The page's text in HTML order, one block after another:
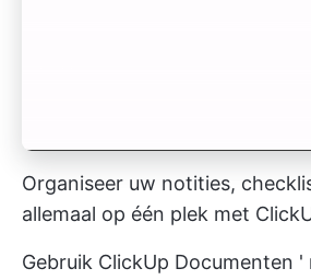
Organiseer uw notities,
allemaal op één plek met
Gebruik ClickUp Documenten '